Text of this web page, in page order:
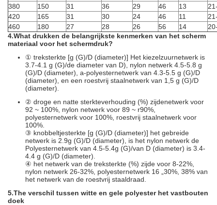
380
150 31 36 29 46 13
420
165 31 30 24 46 11
460
180 27 28 26 56 14
4.What drukken de belangrijkste kenmerken van het scherm
materiaal voor het schermdruk?
① treksterkte [g (G)/D (diameter)] Het kiezelzuurnetwerk is
3.7-4.1 g (G)/de diameter van D), nylon netwerk 4.5-5.8 g
(G)/D (diameter), a-polyesternetwerk van 4.3-5.5 g (G)/D
(diameter), en een roestvrij staalnetwerk van 1,5 g (G)/D
(diameter).
② droge en natte sterkteverhouding (%) zijdenetwerk voor
92 ~ 100%, nylon netwerk voor 89 ~ r90%,
polyesternetwerk voor 100%, roestvrij staalnetwerk voor
100%.
③ knobbeltjesterkte [g (G)/D (diameter)] het gebreide
netwerk is 2.9g (G)/D (diameter), is het nylon netwerk de
Polyesternetwerk van 4.5-5.4g (G)/van D (diameter) is 3.4-
4.4 g (G)/D (diameter).
④ het netwerk van de treksterkte (%) zijde voor 8-22%,
nylon netwerk 26-32%, polyesternetwerk 16 „30%, 38% van
het netwerk van de roestvrij staaldraad.
5.The verschil tussen witte en gele polyester het vastbouten
doek